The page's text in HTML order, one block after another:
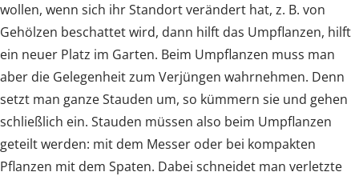
wollen, wenn sich ihr Standort verändert hat, z. B. von
Gehölzen beschattet wird, dann hilft das Umpflanzen, hilft
ein neuer Platz im Garten. Beim Umpflanzen muss man
aber die Gelegenheit zum Verjüngen wahrnehmen. Denn
setzt man ganze Stauden um, so kümmern sie und gehen
schließlich ein. Stauden müssen also beim Umpflanzen
geteilt werden: mit dem Messer oder bei kompakten
Pflanzen mit dem Spaten. Dabei schneidet man verletzte